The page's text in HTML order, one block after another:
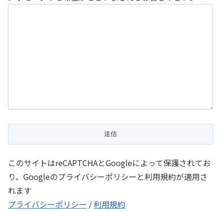
このサイトはreCAPTCHAとGoogleによって保護されてお
り、Googleのプライバシーポリシーと利用規約が適用さ
れます
プライバシーポリシー /利用規約